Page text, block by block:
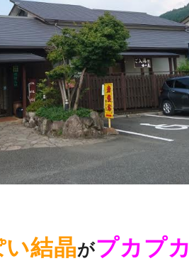
結晶がプカプカ